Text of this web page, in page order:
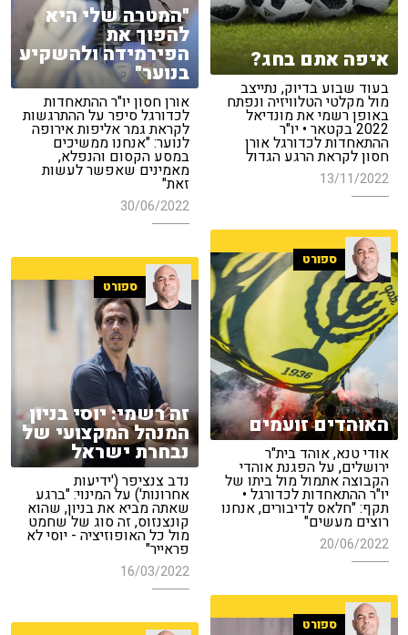
איפה אתם בחג?
בעוד שבוע בדיוק, נתייצב
מול מקלטי הטלוויזיה ונפתח
באופן רשמי את מונדיאל
2022 בקטאר • יו"ר
ההתאחדות לכדורגל אורן
חסון לקראת הרגע הגדול
13/11/2022
"המטרה שלי היא
להפוך את
הפירמידה ולהשקיע
בנוער"
אורן חסון יו"ר ההתאחדות
לכדורגל סיפר על ההתרגשות
לקראת גמר אליפות אירופה
לנוער: "אנחנו ממשיכים
במסע הקסום והנפלא,
מאמינים שאפשר לעשות
זאת"
30/06/2022
ספורט
האוהדים זועמים
אודי טנא, אוהד בית"ר
ירושלים, על הפגנת אוהדי
הקבוצה אתמול מול ביתו של
יו"ר ההתאחדות לכדורגל •
תקף: "חלאס לדיבורים, אנחנו
רוצים מעשים"
20/06/2022
ספורט
זה רשמי: יוסי בניון
המנהל המקצועי של
נבחרת ישראל
נדב צנציפר ('ידיעות
אחרונות') על המינוי: "ברגע
שאתה מביא את בניון, שהוא
קונצנזוס, זה סוג של שחמט
מול כל האופוזיציה - יוסי לא
פראייר"
16/03/2022
ספורט